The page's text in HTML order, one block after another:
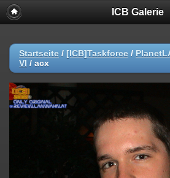
ICB Galerie
Startseite / [ICB]Taskforce /
VI / acx